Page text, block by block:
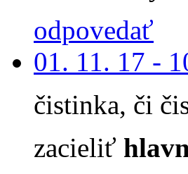
odpovedať
01. 11. 17 -
čistinka, či
zacieliť